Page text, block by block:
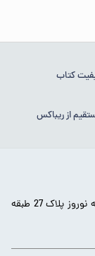
کتاب
از ریباکس
آدرس: تهران، میدان انقلاب، خیابان 12 فروردین، کوچه نوروز پلاک 27 طبقه